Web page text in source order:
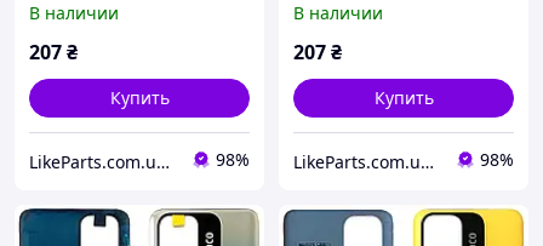
В наличии
207₴
Купить
LikeParts.com.ua - Запчасти для телефонов и планшетов 98%
В наличии
207₴
Купить
LikeParts.com.ua - Запчасти для телефонов и планшетов 98%